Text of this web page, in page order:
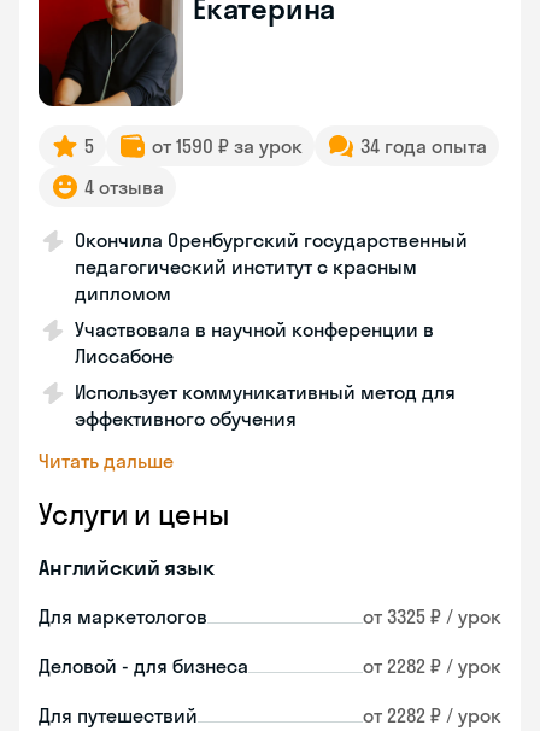
Екатерина
5 от 1590 ₽ за урок
34 года опыта
4 отзыва
Окончила Оренбургский государственный
педагогический институт с красным
дипломом
Участвовала в научной конференции в
Лиссабоне
Использует коммуникативный метод для
эффективного обучения
Читать дальше
Услуги и цены
Английский язык
Для маркетологов от 3325 ₽ / урок
Деловой - для бизнеса от 2282 ₽ / урок
Для путешествий от 2282 ₽ / урок